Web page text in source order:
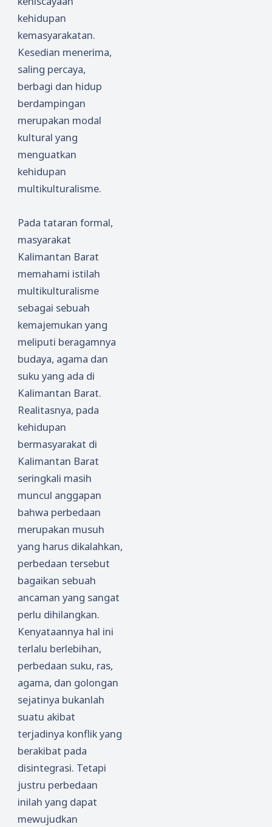
kehidupan
kemasyarakatan.
Kesedian menerima,
saling percaya,
berbagi dan hidup
berdampingan
merupakan modal
kultural yang
menguatkan
kehidupan
multikulturalisme.
Pada tataran formal,
masyarakat
Kalimantan Barat
memahami istilah
multikulturalisme
sebagai sebuah
kemajemukan yang
meliputi beragamnya
budaya, agama dan
suku yang ada di
Kalimantan Barat.
Realitasnya, pada
kehidupan
bermasyarakat di
Kalimantan Barat
seringkali masih
muncul anggapan
bahwa perbedaan
merupakan musuh
yang harus dikalahkan,
perbedaan tersebut
bagaikan sebuah
ancaman yang sangat
perlu dihilangkan.
Kenyataannya hal ini
terlalu berlebihan,
perbedaan suku, ras,
agama, dan golongan
sejatinya bukanlah
suatu akibat
terjadinya konflik yang
berakibat pada
disintegrasi. Tetapi
justru perbedaan
inilah yang dapat
mewujudkan